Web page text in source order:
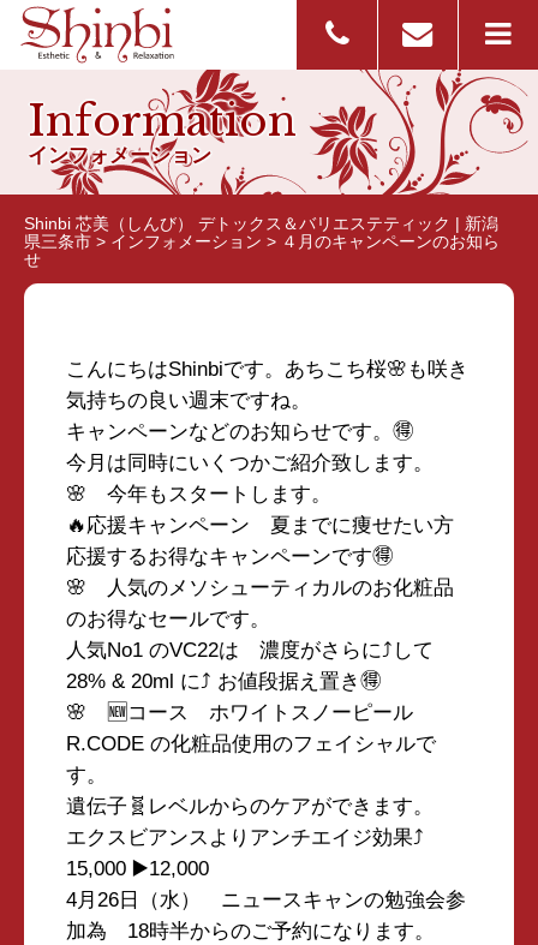
Information
インフォメーション
Shinbi 芯美（しんび） デトックス＆バリエステティック | 新潟
県三条市> インフォメーション > ４月のキャンペーンのお知ら
せ
こんにちはShinbiです。あちこち桜🌸も咲き
気持ちの良い週末ですね。
キャンペーンなどのお知らせです。🉐
今月は同時にいくつかご紹介致します。
🌸 今年もスタートします。
🔥応援キャンペーン 夏までに痩せたい方
応援するお得なキャンペーンです🉐
🌸 人気のメソシューティカルのお化粧品
のお得なセールです。
人気No1 のVC22は 濃度がさらに⤴️して
28% & 20ml に⤴️ お値段据え置き🉐
🌸 🆕コース ホワイトスノーピール
R.CODE の化粧品使用のフェイシャルで
す。
遺伝子🧬レベルからのケアができます。
エクスビアンスよりアンチエイジ効果⤴️
15,000 ▶️12,000
4月26日（水） ニュースキャンの勉強会参
加為 18時半からのご予約になります。